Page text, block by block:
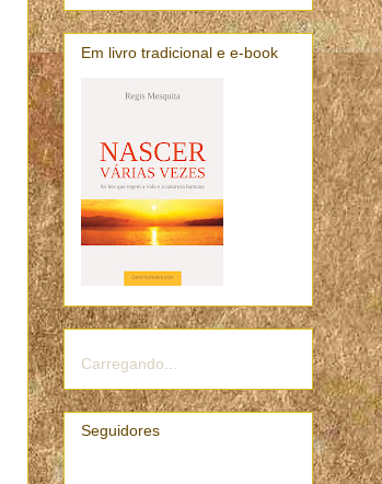
Em livro tradicional e e-book
Carregando...
Seguidores